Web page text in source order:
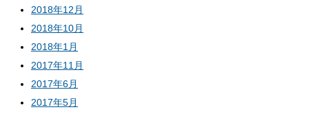
2018年12月
2018年10月
2018年1月
2017年11月
2017年6月
2017年5月